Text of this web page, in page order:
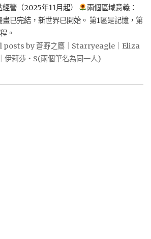
營（2025年11月起）
兩個區域意義：
畫已完結，新世界已開始。 第1區是記憶，第
。
posts by 蒼野之鷹｜Starryeagle｜Eliza
莉莎・S(兩個筆名為同一人)